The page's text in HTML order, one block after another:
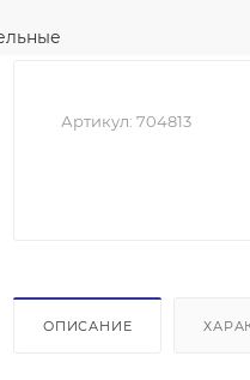
Артикул: 704813
ОПИСАНИЕ